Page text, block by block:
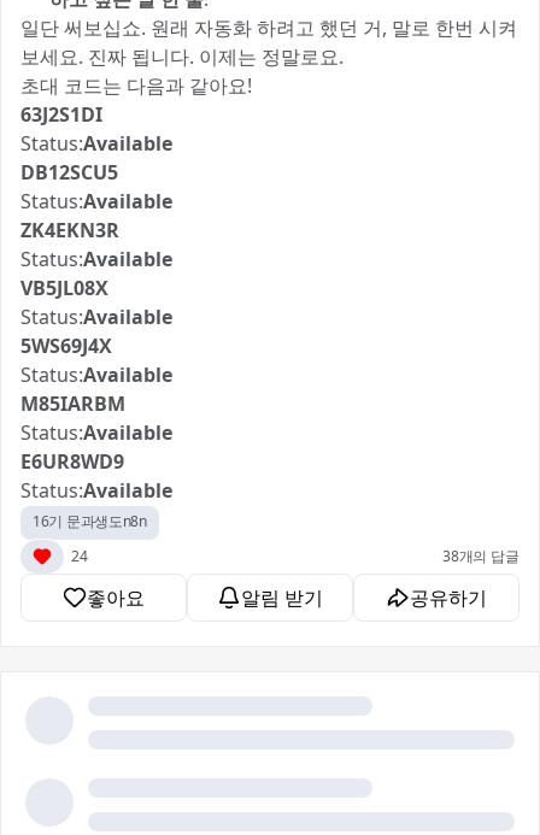
일단 써보십쇼. 원래 자동화 하려고 했던 거, 말로 한번 시켜
보세요. 진짜 됩니다. 이제는 정말로요.
초대 코드는 다음과 같아요!
63J2S1DI
Status:Available
DB12SCU5
Status:Available
ZK4EKN3R
Status:Available
VB5JL08X
Status:Available
5WS69J4X
Status:Available
M85IARBM
Status:Available
E6UR8WD9
Status:Available
16기 문과생도n8n
24
38개의 답글
좋아요 알림 받기 공유하기